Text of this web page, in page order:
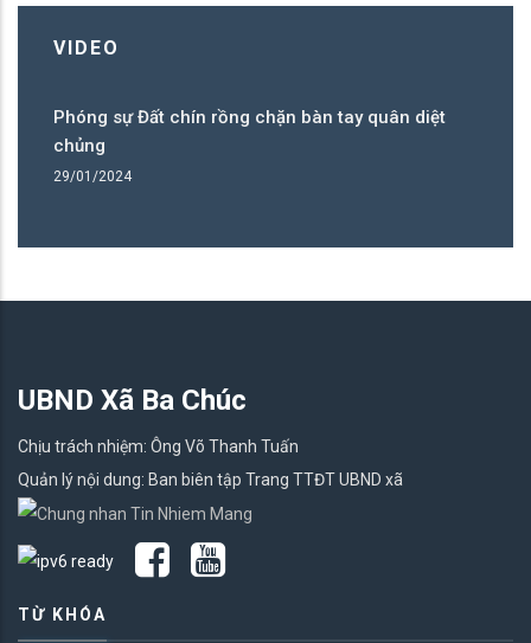
VIDEO
Phóng sự Đất chín rồng chặn bàn tay quân diệt
chủng
29/01/2024
UBND Xã Ba Chúc
Chịu trách nhiệm: Ông Võ Thanh Tuấn
Quản lý nội dung: Ban biên tập Trang TTĐT UBND xã
TỪ KHÓA